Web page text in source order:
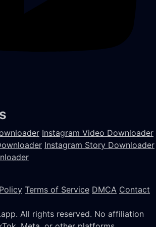
Instagram Video Downloader
Instagram Story Downloader
Terms of Service DMCA Contact
All rights reserved. No affiliation